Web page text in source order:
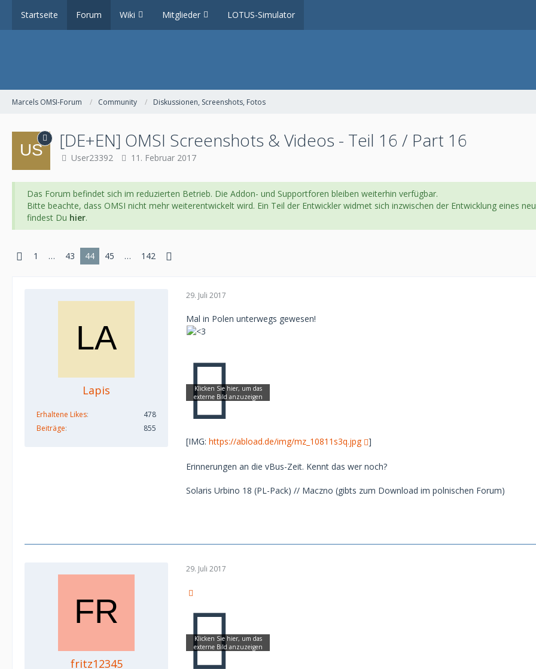
Startseite Forum Wiki Mitglieder LOTUS-Simulator
Marcels OMSI-Forum Community Diskussionen, Screenshots, Fotos
[DE+EN] OMSI Screenshots & Videos - Teil 16 / Part 16
User23392 11. Februar 2017
Das Forum befindet sich im reduzierten Betrieb. Die Addon- und Supportforen bleiben weiterhin verfügbar.
Bitte beachte, dass OMSI nicht mehr weiterentwickelt wird. Ein Teil der Entwickler widmet sich inzwischen der Entwicklung eines
findest Du hier.
1 … 43 44 45 … 142
Lapis
Erhaltene Likes
478
Beiträge
855
29. Juli 2017
Mal in Polen unterwegs gewesen!
[IMG: https://abload.de/img/mz_10811s3q.jpg ]
Erinnerungen an die vBus-Zeit. Kennt das wer noch?
Solaris Urbino 18 (PL-Pack) // Maczno (gibts zum Download im polnischen Forum)
fritz12345
29. Juli 2017